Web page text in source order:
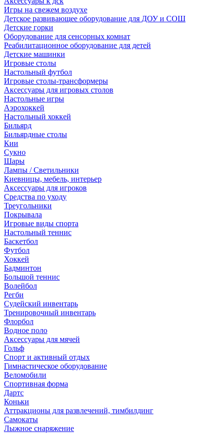
Игры на свежем воздухе
Детское развивающее оборудование для ДОУ и СОШ
Детские горки
Оборудование для сенсорных комнат
Реабилитационное оборудование для детей
Детские машинки
Игровые столы
Настольный футбол
Игровые столы-трансформеры
Аксессуары для игровых столов
Настольные игры
Аэрохоккей
Настольный хоккей
Бильярд
Бильярдные столы
Кии
Сукно
Шары
Лампы / Светильники
Киевницы, мебель, интерьер
Аксессуары для игроков
Средства по уходу
Треугольники
Покрывала
Игровые виды спорта
Настольный теннис
Баскетбол
Футбол
Хоккей
Бадминтон
Большой теннис
Волейбол
Регби
Судейский инвентарь
Тренировочный инвентарь
Флорбол
Водное поло
Аксессуары для мячей
Гольф
Спорт и активный отдых
Гимнастическое оборудование
Веломобили
Спортивная форма
Дартс
Коньки
Аттракционы для развлечений, тимбилдинг
Самокаты
Лыжное снаряжение